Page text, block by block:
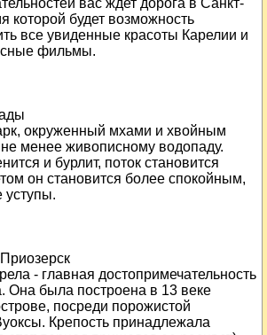
вас ждет дорога в Санкт-
которой будет возможность
все увиденные красоты Карелии и
фильмы.
окруженный мхами и хвойным
менее живописному водопаду.
и бурлит, поток становится
он становится более спокойным,
- главная достопримечательность
Она была построена в 13 веке
посреди порожистой
Крепость принадлежала